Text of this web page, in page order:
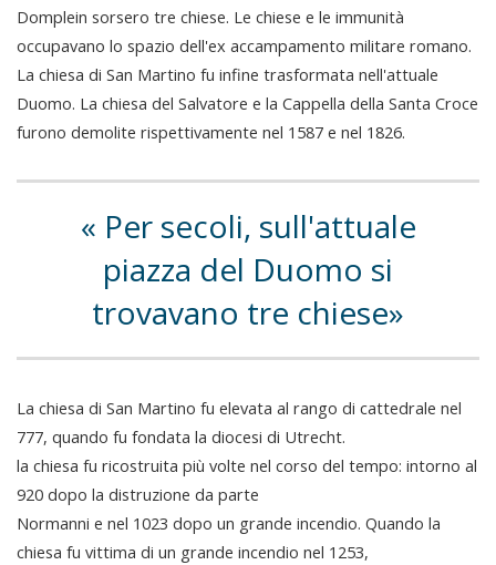
Domplein sorsero tre chiese. Le chiese e le immunità
occupavano lo spazio dell'ex accampamento militare romano.
La chiesa di San Martino fu infine trasformata nell'attuale
Duomo. La chiesa del Salvatore e la Cappella della Santa Croce
furono demolite rispettivamente nel 1587 e nel 1826.
Per secoli, sull'attuale
piazza del Duomo si
trovavano tre chiese
La chiesa di San Martino fu elevata al rango di cattedrale nel
777, quando fu fondata la diocesi di Utrecht.
la chiesa fu ricostruita più volte nel corso del tempo: intorno al
920 dopo la distruzione da parte
Normanni e nel 1023 dopo un grande incendio. Quando la
chiesa fu vittima di un grande incendio nel 1253,